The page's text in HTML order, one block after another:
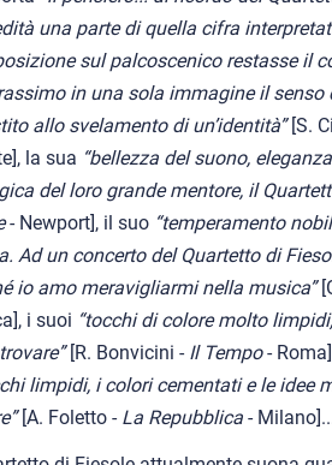
una parte di quella cifra
sul palcoscenico restasse il
in una sola immagine il senso
allo svelamento di un’identità”[S.
la sua “bellezza del suono,
del loro grande mentore, il
- Newport], il suo “temperamento
Ad un concerto del Quartetto di
io amo meravigliarmi nella musica”
i suoi “tocchi di colore molto
[R. Bonvicini - Il Tempo-
limpidi, i colori cementati e le idee
[A. Foletto - La Repubblica -